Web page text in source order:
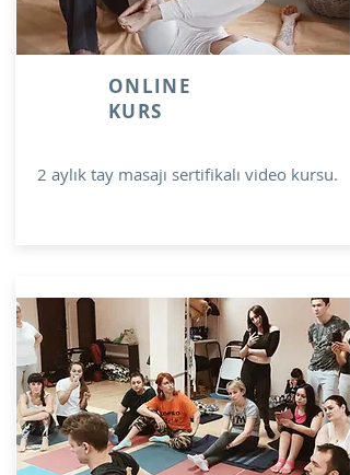
ONLINE
KURS
2 aylık tay masajı sertifikalı video kursu.